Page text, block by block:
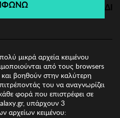
μικρά αρχεία κειμένου
από τους browsers
βοηθούν στην καλύτερη
του να αναγνωρίζει
φορά που επιστρέφει σε
υπάρχουν 3
αρχείων κειμένου: